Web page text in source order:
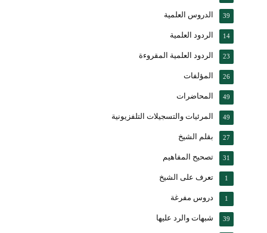
الدروس العلمية 39
الردود العلمية 14
الردود العلمية المقروءة 23
المؤلفات 26
المحاضرات 49
المرئيات والتسجيلات التلفزيونية 49
بقلم الشيخ 27
تصحيح المفاهيم 31
تعرف على الشيخ 1
دروس مفرغة 1
شبهات والرد عليها 39